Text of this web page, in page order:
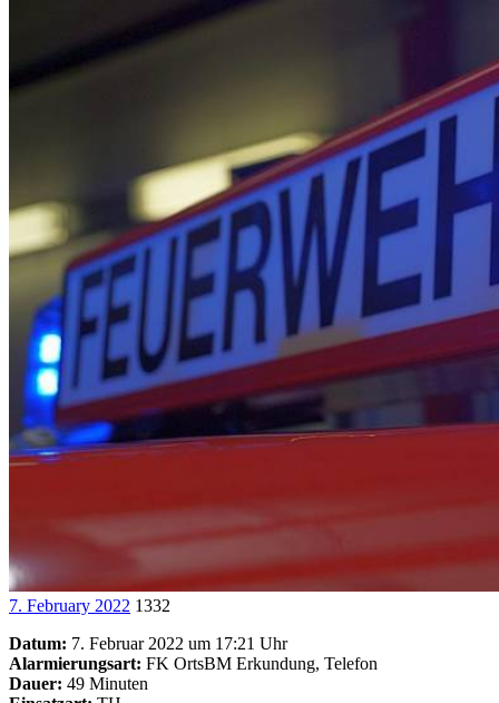
7. February 2022 1332
Datum: 7. Februar 2022 um 17:21 Uhr
Alarmierungsart: FK OrtsBM Erkundung, Telefon
Dauer: 49 Minuten